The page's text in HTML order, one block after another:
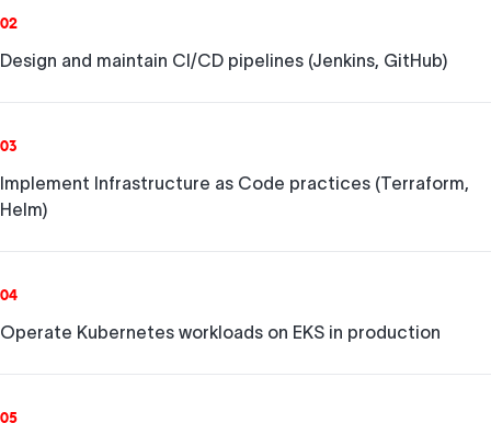
02
Design and maintain CI/CD pipelines (Jenkins, GitHub)
03
Implement Infrastructure as Code practices (Terraform,
Helm)
04
Operate Kubernetes workloads on EKS in production
05